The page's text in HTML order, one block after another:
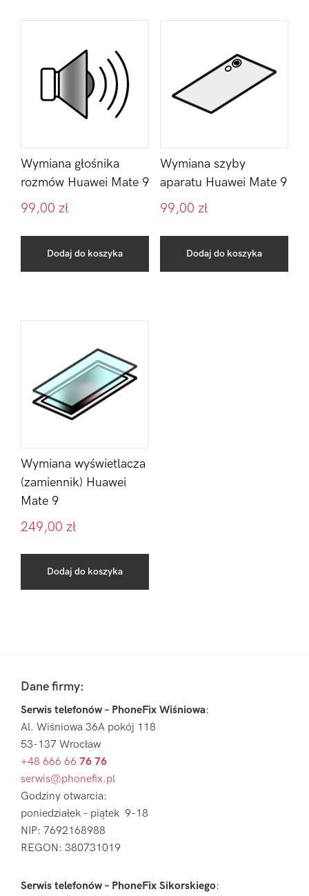
Wymiana głośnika
rozmów Huawei Mate 9
99,00 zł
Dodaj do koszyka
Wymiana szyby
aparatu Huawei Mate 9
99,00 zł
Dodaj do koszyka
Wymiana wyświetlacza
(zamiennik) Huawei
Mate 9
249,00 zł
Dodaj do koszyka
Sidebar
FooterDane firmy:
Serwis telefonów – PhoneFix Wiśniowa:
Al. Wiśniowa 36A pokój 118
53-137 Wrocław
+48 666 66 76 76
serwis@phonefix.pl
Godziny otwarcia:
poniedziałek – piątek 9-18
NIP: 7692168988
REGON: 380731019
Serwis telefonów – PhoneFix Sikorskiego: